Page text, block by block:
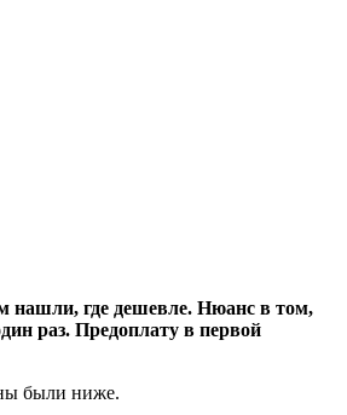
нашли, где дешевле. Нюанс в том,
раз. Предоплату в первой
были ниже.